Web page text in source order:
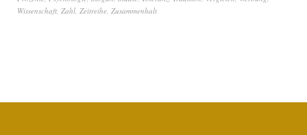
Wissenschaft, Zahl, Zeitreihe, Zusammenhalt